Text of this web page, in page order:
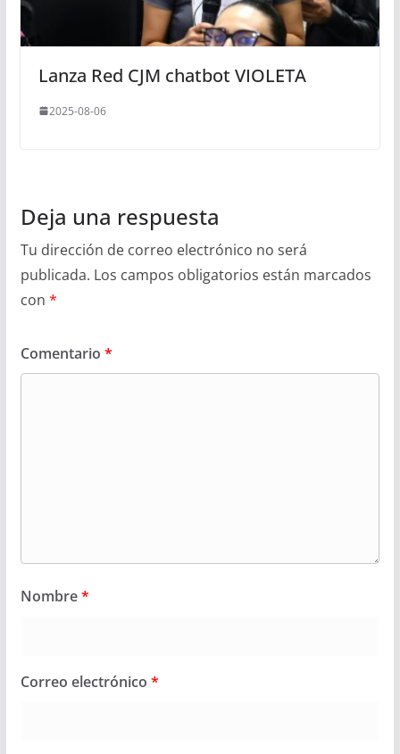
Lanza Red CJM chatbot VIOLETA
2025-08-06
Deja una respuesta
Tu dirección de correo electrónico no será
publicada. Los campos obligatorios están marcados
con *
Comentario *
Nombre*
Correo electrónico *